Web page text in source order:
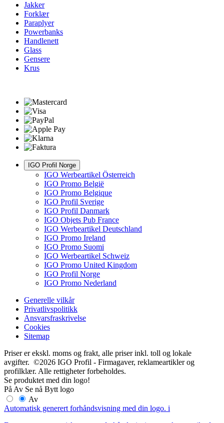
Jakker
Forklær
Paraplyer
Powerbanks
Handlenett
Glass
Gensere
Krus
IGO Profil Norge
IGO Werbeartikel Österreich
IGO Promo België
IGO Promo Belgique
IGO Profil Sverige
IGO Profil Danmark
IGO Objets Pub France
IGO Werbeartikel Deutschland
IGO Promo Ireland
IGO Promo Suomi
IGO Werbeartikel Schweiz
IGO Promo United Kingdom
IGO Profil Norge
IGO Promo Nederland
Generelle vilkår
Privatlivspolitikk
Ansvarsfraskrivelse
Cookies
Sitemap
Priser er ekskl. moms og frakt, alle priser inkl. toll og lokale
avgifter. ©2026 IGO Profil - Firmagaver, reklameartikler og
profilklær. Alle rettigheter forbeholdes.
Se produktet med din logo!
På Av Se nå Bytt logo
Av
Automatisk generert forhåndsvisning med din logo. i